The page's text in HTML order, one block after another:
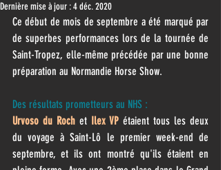
Dernière mise à jour :4 déc. 2020
Ce début de mois de septembre a été marqué par
de superbes performances lors de la tournée de
Saint-Tropez, elle-même précédée par une bonne
préparation au Normandie Horse Show.
Des résultats prometteurs au NHS :
Urvoso du Roch et Ilex VP étaient tous les deux
du voyage à Saint-Lô le premier week-end de
septembre, et ils ont montré qu'ils étaient en